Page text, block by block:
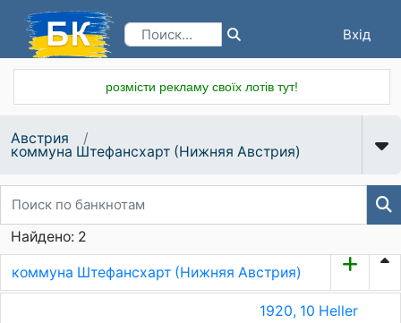
Вхід
розмісти рекламу своїх лотів тут!
Австрия
коммуна Штефансхарт (Нижняя Австрия)
Найдено: 2
коммуна Штефансхарт (Нижняя Австрия)
1920, 10 Heller